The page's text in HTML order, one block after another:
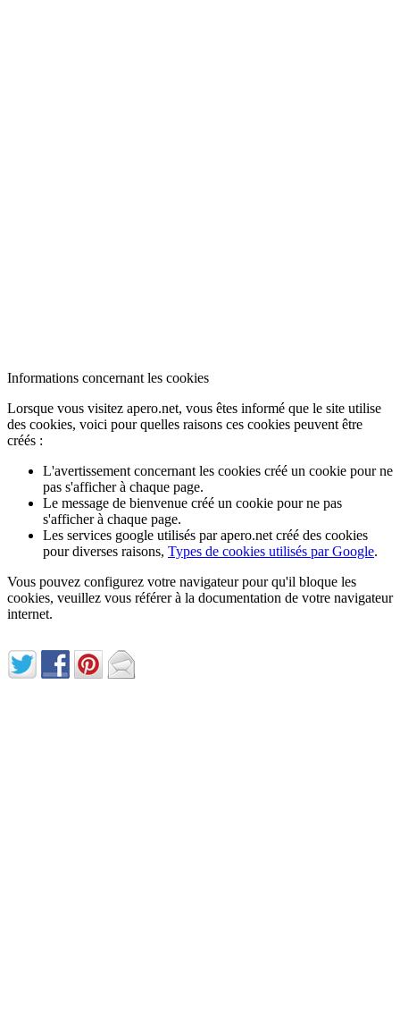
Informations concernant les cookies
Lorsque vous visitez apero.net, vous êtes informé que le site utilise
des cookies, voici pour quelles raisons ces cookies peuvent être
créés :
L'avertissement concernant les cookies créé un cookie pour ne
pas s'afficher à chaque page.
Le message de bienvenue créé un cookie pour ne pas
s'afficher à chaque page.
Les services google utilisés par apero.net créé des cookies
pour diverses raisons, Types de cookies utilisés par Google.
Vous pouvez configurez votre navigateur pour qu'il bloque les
cookies, veuillez vous référer à la documentation de votre navigateur
internet.